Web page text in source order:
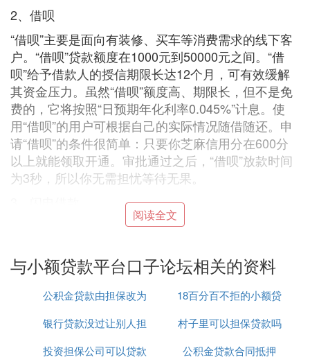
2、借呗
“借呗”主要是面向有装修、买车等消费需求的线下客
户。“借呗”贷款额度在1000元到50000元之间。“借
呗”给予借款人的授信期限长达12个月，可有效缓解
其资金压力。虽然“借呗”额度高、期限长，但不是免
费的，它将按照“日预期年化利率0.045%”计息。使
用“借呗”的用户可根据自己的实际情况随借随还。申
请“借呗”的条件很简单：只要你芝麻信用分在600分
以上就能领取开通。审批通过之后，“借呗”放款时间
为3秒，所以你无需担忧等待无果。
闪电借款，可通过二种认证方式来获取借款额度：一
这就是传统的信用审核模式;另一种就是创新的借出
获取额度，将自有资金借给其他急需用钱的用户，需
要用钱时，即可从其他用户那借来钱。
4、现金巴士
现金巴士是一个给普通人提供500-1000元应急信用借
阅读全文
与小额贷款平台口子论坛相关的资料
公积金贷款由担保改为
房产抵押
18百分百不拒的小额贷
款
银行贷款没过让别人担
保
村子里可以担保贷款吗
投资担保公司可以贷款
公积金贷款合同抵押